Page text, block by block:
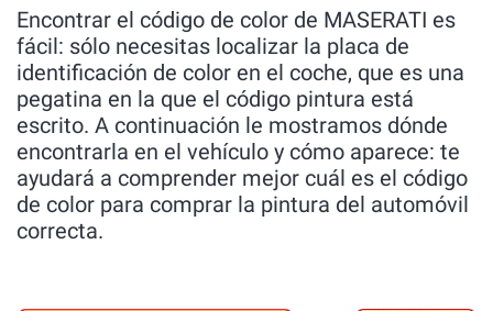
Encontrar el código de color de MASERATI es
fácil: sólo necesitas localizar la placa de
identificación de color en el coche, que es una
pegatina en la que el código pintura está
escrito. A continuación le mostramos dónde
encontrarla en el vehículo y cómo aparece: te
ayudará a comprender mejor cuál es el código
de color para comprar la pintura del automóvil
correcta.